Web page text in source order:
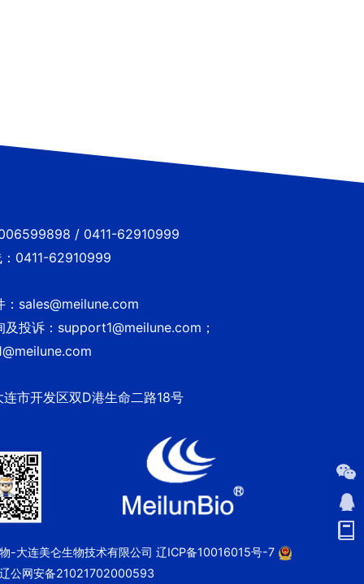
/ 0411-62910999
：0411-62910999
：sales@meilune.com
及投诉：support1@meilune.com；
连市开发区双D港生命二路18号
大连美仑生物技术有限公司 辽ICP备10016015号-7
辽公网安备21021702000593